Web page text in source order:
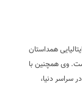
همداستان
وی همچنین با
سراسر دنیا،